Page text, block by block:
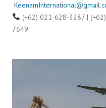
(+62) 021-628-3287 |
7649